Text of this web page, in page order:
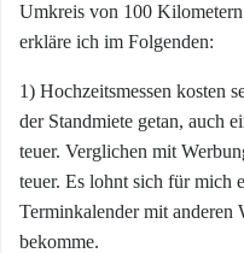
Umkreis von 100
erkläre ich im Folgenden:
1) Hochzeitsmessen kosten
der Standmiete getan, auch
teuer. Verglichen mit
teuer. Es lohnt sich für mich
Terminkalender mit anderen
bekomme.